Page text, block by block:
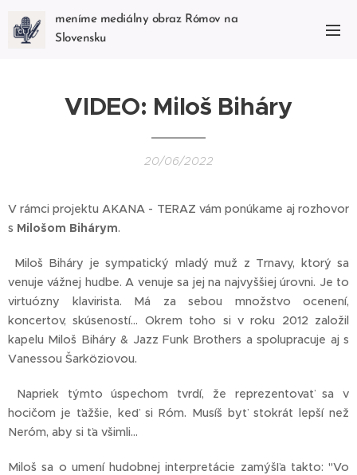
meníme mediálny obraz Rómov na
Slovensku
VIDEO: Miloš Biháry
20/06/2022
V rámci projektu AKANA - TERAZ vám ponúkame aj rozhovor
s Milošom Bihárym.
Miloš Biháry je sympatický mladý muž z Trnavy, ktorý sa
venuje vážnej hudbe. A venuje sa jej na najvyššiej úrovni. Je to
virtuózny klavirista. Má za sebou množstvo ocenení,
koncertov, skúseností... Okrem toho si v roku 2012 založil
kapelu Miloš Biháry & Jazz Funk Brothers a spolupracuje aj s
Vanessou Šarköziovou.
Napriek týmto úspechom tvrdí, že reprezentovať sa v
hocičom je ťažšie, keď si Róm. Musíš byť stokrát lepší než
Neróm, aby si ťa všimli...
Miloš sa o umení hudobnej interpretácie zamýšľa takto: "Vo